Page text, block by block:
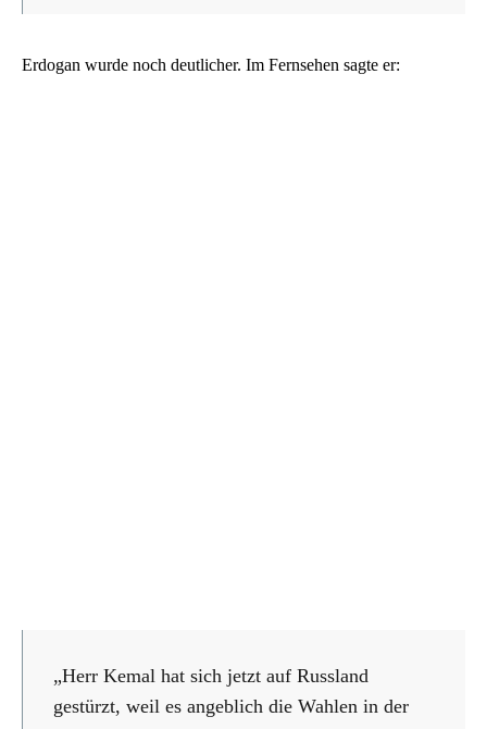
Erdogan wurde noch deutlicher. Im Fernsehen sagte er:
„Herr Kemal hat sich jetzt auf Russland
gestürzt, weil es angeblich die Wahlen in der